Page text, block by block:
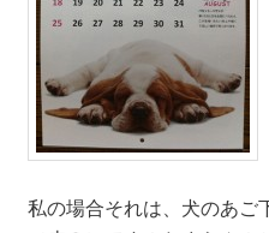
私の場合それは、犬のあご